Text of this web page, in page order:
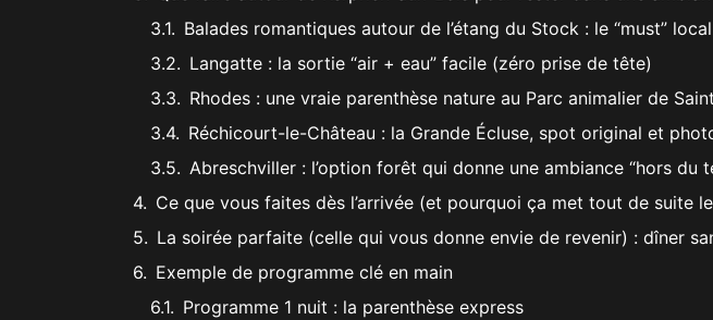
Balades romantiques autour de l’étang du Stock : le “must”
Langatte : la sortie “air + eau” facile (zéro prise de tête)
Rhodes : une vraie parenthèse nature au Parc animalier de
Réchicourt-le-Château : la Grande Écluse, spot original et
Abreschviller : l’option forêt qui donne une ambiance “hors du
Ce que vous faites dès l’arrivée (et pourquoi ça met tout de suite
La soirée parfaite (celle qui vous donne envie de revenir) : dîner
Exemple de programme clé en main
Programme 1 nuit : la parenthèse express